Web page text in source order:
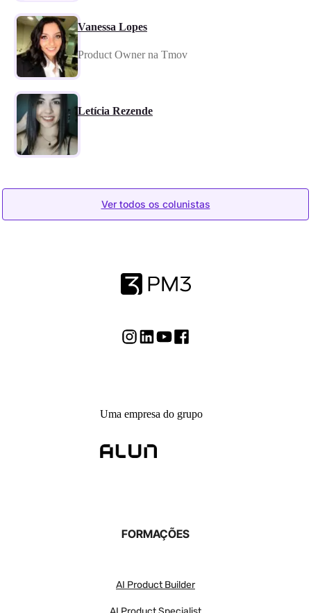
Vanessa Lopes
Product Owner na Tmov
Letícia Rezende
Ver todos os colunistas
Uma empresa do grupo
FORMAÇÕES
AI Product Builder